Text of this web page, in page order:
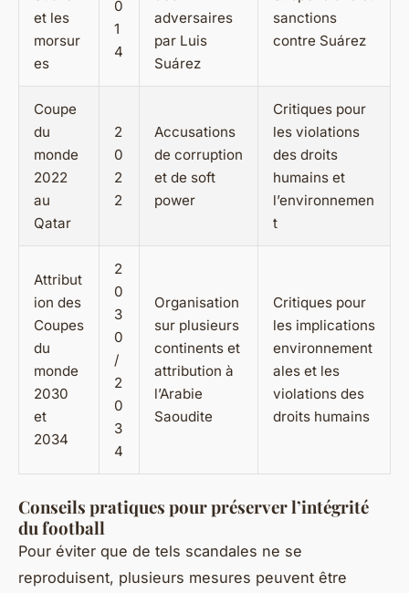
et les
morsur
es
0
1
4
adversaires
par Luis
Suárez
sanctions
contre Suárez
Coupe
du
monde
2022
au
Qatar
2
0
2
2
Accusations
de corruption
et de soft
power
Critiques pour
les violations
des droits
humains et
l’environnemen
t
Attribut
ion des
Coupes
du
monde
2030
et
2034
2
0
3
0
/
2
0
3
4
Organisation
sur plusieurs
continents et
attribution à
l’Arabie
Saoudite
Critiques pour
les implications
environnement
ales et les
violations des
droits humains
Conseils pratiques pour préserver l’intégrité
du football
Pour éviter que de tels scandales ne se
reproduisent, plusieurs mesures peuvent être